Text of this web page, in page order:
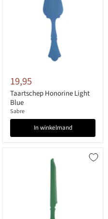
19,95
Taartschep Honorine Light
Blue
Sabre
In winkelmand